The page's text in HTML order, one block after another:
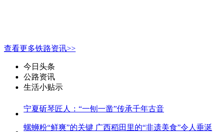
查看更多铁路资讯>>
今日头条
公路资讯
生活小贴示
宁夏斫琴匠人：“一刨一凿”传承千年古音
螺蛳粉“鲜爽”的关键 广西稻田里的“非遗美食”令人垂涎